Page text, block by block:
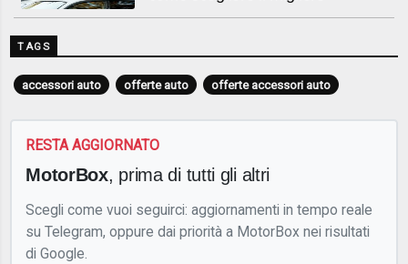
TAGS
accessori auto offerte auto offerte accessori auto
RESTA AGGIORNATO
MotorBox, prima di tutti gli altri
Scegli come vuoi seguirci: aggiornamenti in tempo reale
su Telegram, oppure dai priorità a MotorBox nei risultati
di Google.